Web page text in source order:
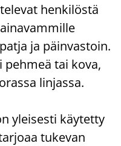
henkilöstä
ja päinvastoin.
pehmeä tai kova,
linjassa.
yleisesti käytetty
tukevan